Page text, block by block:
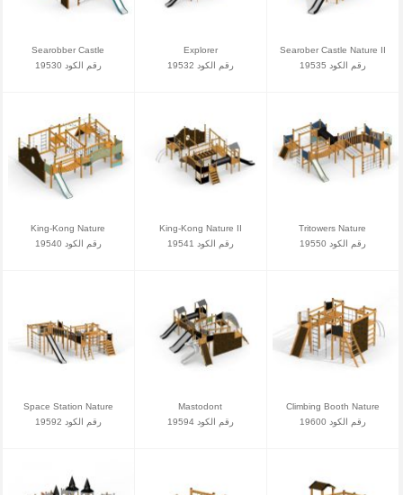
Searobber Castle
رقم الكود 19530
Explorer
رقم الكود 19532
Searober Castle Nature II
رقم الكود 19535
King-Kong Nature
رقم الكود 19540
King-Kong Nature II
رقم الكود 19541
Tritowers Nature
رقم الكود 19550
Space Station Nature
رقم الكود 19592
Mastodont
رقم الكود 19594
Climbing Booth Nature
رقم الكود 19600